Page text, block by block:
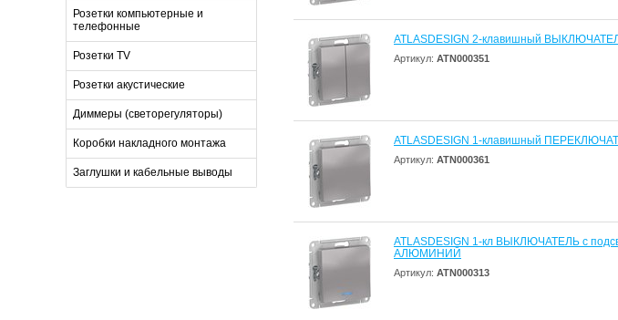
Розетки компьютерные и
телефонные
Розетки TV
Розетки акустические
Диммеры (светорегуляторы)
Коробки накладного монтажа
Заглушки и кабельные выводы
ATLASDESIGN 2-клавишный
Артикул: ATN000351
ATLASDESIGN 1-клавишный
Артикул: ATN000361
ATLASDESIGN 1-кл ВЫКЛЮЧАТЕЛЬ с
АЛЮМИНИЙ
Артикул: ATN000313